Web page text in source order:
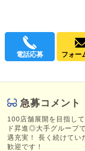
【店長代理】
月給:基本給45万～55万+
売上が高い店舗の店長代
売上が高い店舗はリーダ
【スタッフ】
月給:基本給34万+歩合給
スタートから歩合で40万
電話応募 フォー
急募コメント
100店舗展開を目指し
ド昇進◎大手グループ
遇充実！ 長く続けてい
歓迎です！